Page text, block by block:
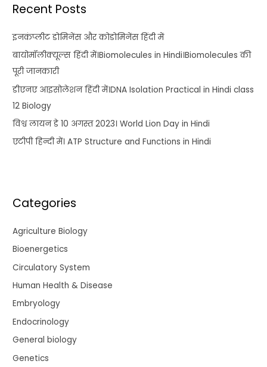
Recent Posts
इनकंप्लीट डोमिनेंस और कोडोमिनेंस हिंदी में
बायोमॉलीक्यूल्स हिंदी में।Biomolecules in Hindi।Biomolecules की
पूरी जानकारी
डीएनए आइसोलेशन हिंदी में।DNA Isolation Practical in Hindi class
12 Biology
विश्व लायन डे 10 अगस्त 2023। World Lion Day in Hindi
एटीपी हिन्दी में। ATP Structure and Functions in Hindi
Categories
Agriculture Biology
Bioenergetics
Circulatory System
Human Health & Disease
Embryology
Endocrinology
General biology
Genetics